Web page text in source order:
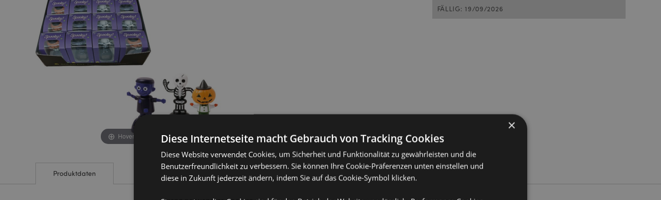
images
gallery
images
gallery
Hover to zoom
FÄLLIG: 19/09/2026
Produktdaten
×
Diese Internetseite macht Gebrauch von Tracking Cookies
Diese Website verwendet Cookies, um Sicherheit und Funktionalität zu gewährleisten und die
Benutzerfreundlichkeit zu verbessern. Sie können Ihre Cookie-Präferenzen unten einstellen und
diese in Zukunft jederzeit ändern, indem Sie auf das Cookie-Symbol klicken.